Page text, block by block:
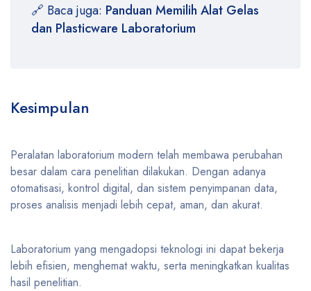
🔗 Baca juga: Panduan Memilih Alat Gelas
dan Plasticware Laboratorium
Kesimpulan
Peralatan laboratorium modern telah membawa perubahan
besar dalam cara penelitian dilakukan. Dengan adanya
otomatisasi, kontrol digital, dan sistem penyimpanan data,
proses analisis menjadi lebih cepat, aman, dan akurat.
Laboratorium yang mengadopsi teknologi ini dapat bekerja
lebih efisien, menghemat waktu, serta meningkatkan kualitas
hasil penelitian.